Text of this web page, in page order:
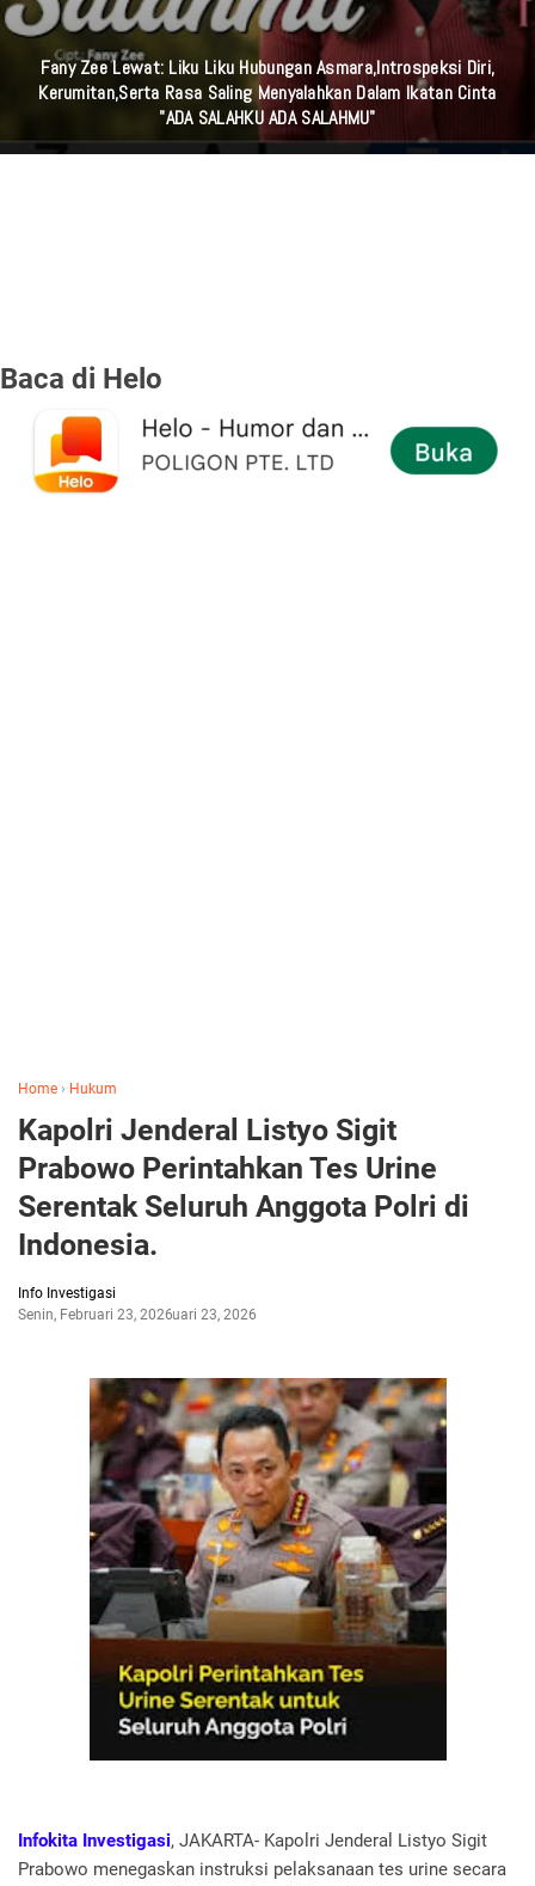
Tanda Orang Istiqomah Menjaga Shalat Qobliyah Shubuh Dan
Shalat Shubuh Secara Berjamaah
Baca di Helo
Home › Hukum
Kapolri Jenderal Listyo Sigit
Prabowo Perintahkan Tes Urine
Serentak Seluruh Anggota Polri di
Indonesia.
Info Investigasi
Senin, Februari 23, 2026Februari 23, 2026
Infokita Investigasi, JAKARTA- Kapolri Jenderal Listyo Sigit
Prabowo menegaskan instruksi pelaksanaan tes urine secara